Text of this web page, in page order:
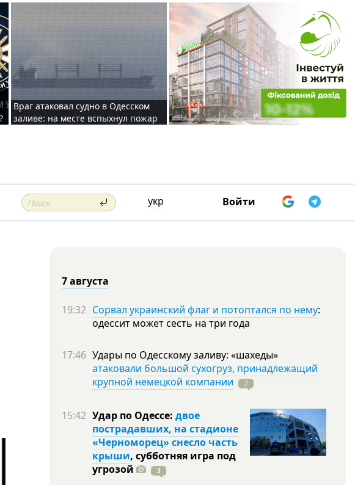
Враг атаковал судно в Одесском
заливе: на месте вспыхнул пожар
укр Войти
7 августа
19:32 Сорвал украинский флаг и потоптался по нему:
одессит может сесть на три года
17:46 Удары по Одесскому заливу: «шахеды»
атаковали большой сухогруз, принадлежащий
крупной немецкой компании
2
15:42 Удар по Одессе: двое
пострадавших, на стадионе
«Черноморец» снесло часть
крыши, субботняя игра под
угрозой
3